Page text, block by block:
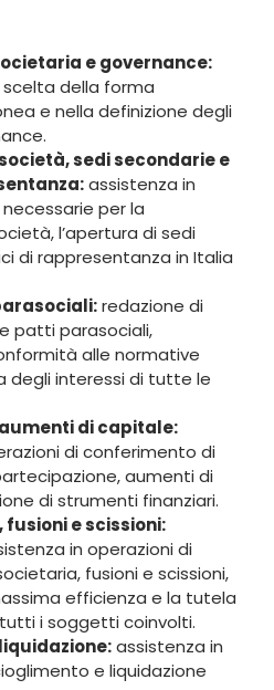
e governance:
della forma
e nella definizione degli
sedi secondarie e
assistenza in
per la
l’apertura di sedi
di rappresentanza in Italia
redazione di
patti parasociali,
alle normative
degli interessi di tutte le
di capitale:
di conferimento di
aumenti di
di strumenti finanziari.
e scissioni:
in operazioni di
fusioni e scissioni,
efficienza e la tutela
i soggetti coinvolti.
assistenza in
e liquidazione